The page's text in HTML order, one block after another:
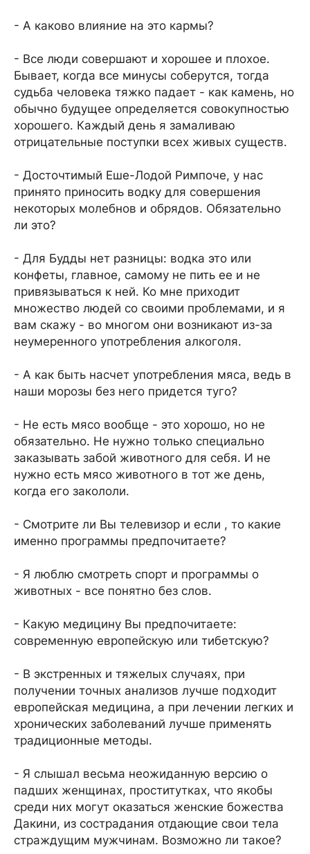
- А каково влияние на это кармы?
- Все люди совершают и хорошее и плохое.
Бывает, когда все минусы соберутся, тогда
судьба человека тяжко падает - как камень, но
обычно будущее определяется совокупностью
хорошего. Каждый день я замаливаю
отрицательные поступки всех живых существ.
- Досточтимый Еше-Лодой Римпоче, у нас
принято приносить водку для совершения
некоторых молебнов и обрядов. Обязательно
ли это?
- Для Будды нет разницы: водка это или
конфеты, главное, самому не пить ее и не
привязываться к ней. Ко мне приходит
множество людей со своими проблемами, и я
вам скажу - во многом они возникают из-за
неумеренного употребления алкоголя.
- А как быть насчет употребления мяса, ведь в
наши морозы без него придется туго?
- Не есть мясо вообще - это хорошо, но не
обязательно. Не нужно только специально
заказывать забой животного для себя. И не
нужно есть мясо животного в тот же день,
когда его закололи.
- Смотрите ли Вы телевизор и если , то какие
именно программы предпочитаете?
- Я люблю смотреть спорт и программы о
животных - все понятно без слов.
- Какую медицину Вы предпочитаете:
современную европейскую или тибетскую?
- В экстренных и тяжелых случаях, при
получении точных анализов лучше подходит
европейская медицина, а при лечении легких и
хронических заболеваний лучше применять
традиционные методы.
- Я слышал весьма неожиданную версию о
падших женщинах, проститутках, что якобы
среди них могут оказаться женские божества
Дакини, из сострадания отдающие свои тела
страждущим мужчинам. Возможно ли такое?